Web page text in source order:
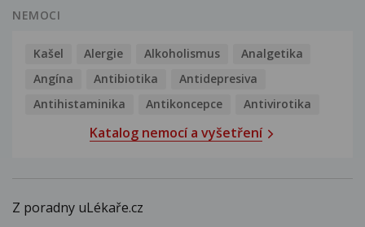
NEMOCI
Kašel Alergie Alkoholismus
Analgetika
Angína
Antibiotika
Antidepresiva
Antihistaminika
Antikoncepce Antivirotika
Katalog nemocí a vyšetření
Z poradny uLékaře.cz